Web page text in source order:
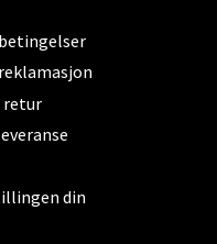
retur
din
- Thon Senter Storo
7 - 9, 0485 Oslo
dag 10-21